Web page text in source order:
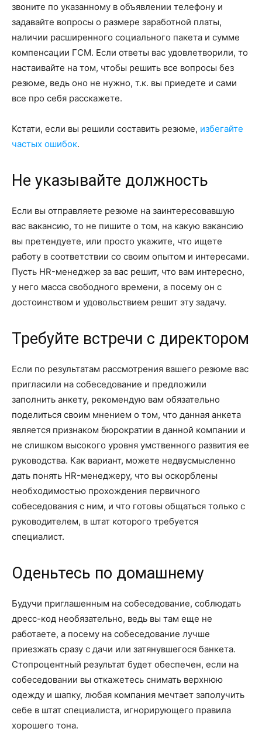
звоните по указанному в объявлении телефону и
задавайте вопросы о размере заработной платы,
наличии расширенного социального пакета и сумме
компенсации ГСМ. Если ответы вас удовлетворили, то
настаивайте на том, чтобы решить все вопросы без
резюме, ведь оно не нужно, т.к. вы приедете и сами
все про себя расскажете.
Кстати, если вы решили составить резюме, избегайте
частых ошибок.
Не указывайте должность
Если вы отправляете резюме на заинтересовавшую
вас вакансию, то не пишите о том, на какую вакансию
вы претендуете, или просто укажите, что ищете
работу в соответствии со своим опытом и интересами.
Пусть HR-менеджер за вас решит, что вам интересно,
у него масса свободного времени, а посему он с
достоинством и удовольствием решит эту задачу.
Требуйте встречи с директором
Если по результатам рассмотрения вашего резюме вас
пригласили на собеседование и предложили
заполнить анкету, рекомендую вам обязательно
поделиться своим мнением о том, что данная анкета
является признаком бюрократии в данной компании и
не слишком высокого уровня умственного развития ее
руководства. Как вариант, можете недвусмысленно
дать понять HR-менеджеру, что вы оскорблены
необходимостью прохождения первичного
собеседования с ним, и что готовы общаться только с
руководителем, в штат которого требуется
специалист.
Оденьтесь по домашнему
Будучи приглашенным на собеседование, соблюдать
дресс-код необязательно, ведь вы там еще не
работаете, а посему на собеседование лучше
приезжать сразу с дачи или затянувшегося банкета.
Стопроцентный результат будет обеспечен, если на
собеседовании вы откажетесь снимать верхнюю
одежду и шапку, любая компания мечтает заполучить
себе в штат специалиста, игнорирующего правила
хорошего тона.